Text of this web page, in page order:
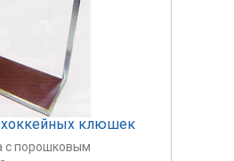
хоккейных клюшек
с порошковым